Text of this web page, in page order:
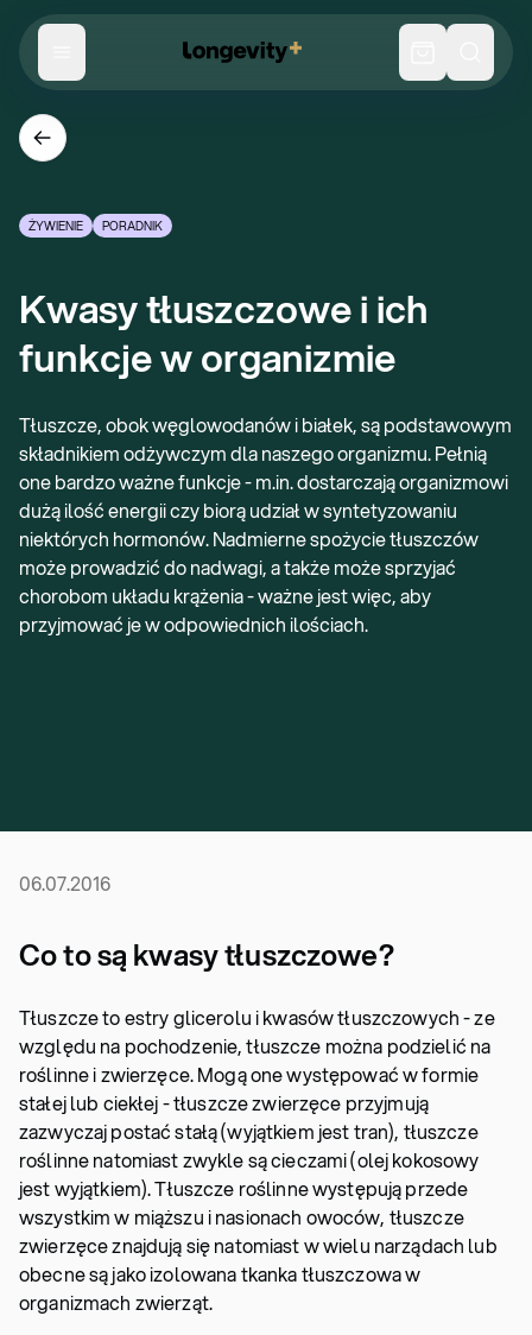
ŻYWIENIE PORADNIK
Kwasy tłuszczowe i ich
funkcje w organizmie
Tłuszcze, obok węglowodanów i białek, są podstawowym
składnikiem odżywczym dla naszego organizmu. Pełnią
one bardzo ważne funkcje - m.in. dostarczają organizmowi
dużą ilość energii czy biorą udział w syntetyzowaniu
niektórych hormonów. Nadmierne spożycie tłuszczów
może prowadzić do nadwagi, a także może sprzyjać
chorobom układu krążenia- ważne jest więc, aby
przyjmować je w odpowiednich ilościach.
06.07.2016
Co to są kwasy tłuszczowe?
Tłuszcze to estry glicerolu i kwasów tłuszczowych - ze
względu na pochodzenie, tłuszcze można podzielić na
roślinne i zwierzęce. Mogą one występować w formie
stałej lub ciekłej - tłuszcze zwierzęce przyjmują
zazwyczaj postać stałą (wyjątkiem jest tran), tłuszcze
roślinne natomiast zwykle są cieczami (olej kokosowy
jest wyjątkiem). Tłuszcze roślinne występują przede
wszystkim w miąższu i nasionach owoców, tłuszcze
zwierzęce znajdują się natomiast w wielu narządach lub
obecne są jako izolowana tkanka tłuszczowa w
organizmach zwierząt.